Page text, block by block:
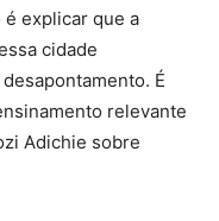
explicar que a
cidade
É
relevante
Adichie sobre